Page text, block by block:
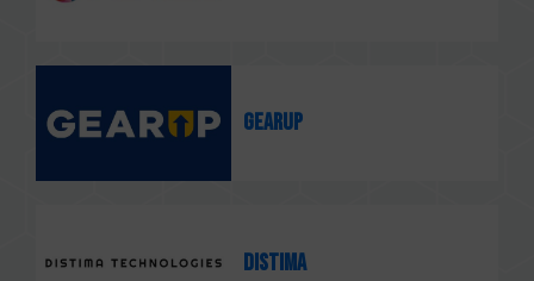
Gearup
Distima